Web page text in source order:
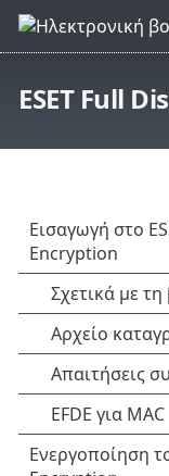
ESET Full